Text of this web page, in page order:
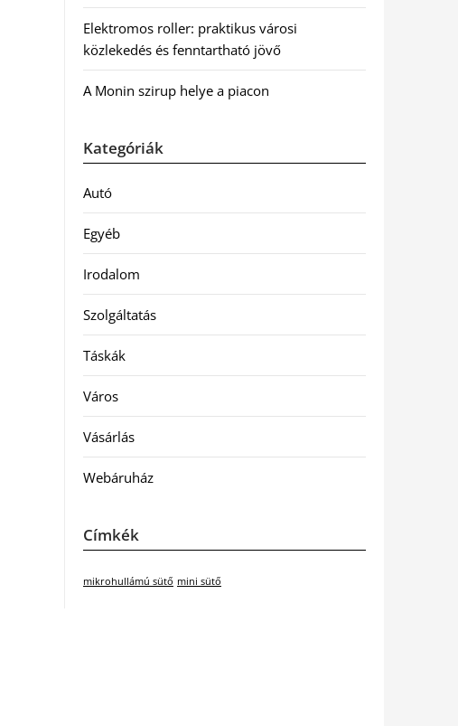
Elektromos roller: praktikus városi
közlekedés és fenntartható jövő
A Monin szirup helye a piacon
Kategóriák
Autó
Egyéb
Irodalom
Szolgáltatás
Táskák
Város
Vásárlás
Webáruház
Címkék
mikrohullámú sütő mini sütő